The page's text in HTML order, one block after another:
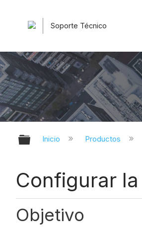
Soporte Técnico
Expandir/
Inicio Productos
Configurar
Objetivo